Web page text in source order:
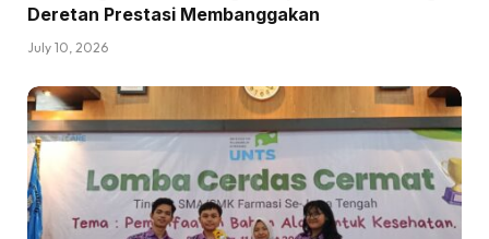
Deretan Prestasi Membanggakan
July 10, 2026